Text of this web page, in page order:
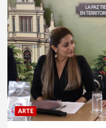
ARTE